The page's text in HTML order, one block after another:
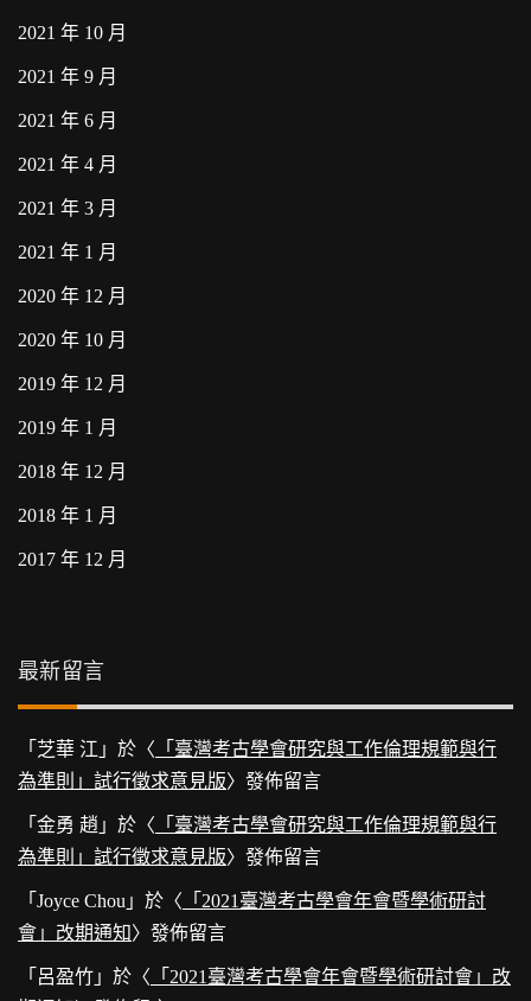
2021 年 10 月
2021 年 9 月
2021 年 6 月
2021 年 4 月
2021 年 3 月
2021 年 1 月
2020 年 12 月
2020 年 10 月
2019 年 12 月
2019 年 1 月
2018 年 12 月
2018 年 1 月
2017 年 12 月
最新留言
「 芝華 江 」於〈 「臺灣考古學會研究與工作倫理規範與行
為準則」試行徵求意見版〉發佈留言
「 金勇 趙 」於〈 「臺灣考古學會研究與工作倫理規範與行
為準則」試行徵求意見版〉發佈留言
「 Joyce Chou 」於〈 「2021臺灣考古學會年會暨學術研討
會」改期通知〉發佈留言
「 呂盈竹 」於〈 「2021臺灣考古學會年會暨學術研討會」改